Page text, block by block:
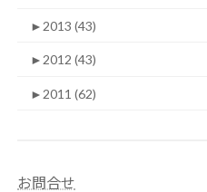
► 2013 (43)
► 2012 (43)
► 2011 (62)
お問合せ